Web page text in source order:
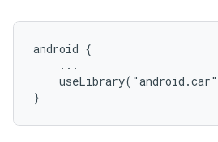
android {
    ...